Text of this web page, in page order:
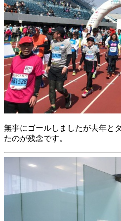
無事にゴールしましたが去年と
たのが残念です。